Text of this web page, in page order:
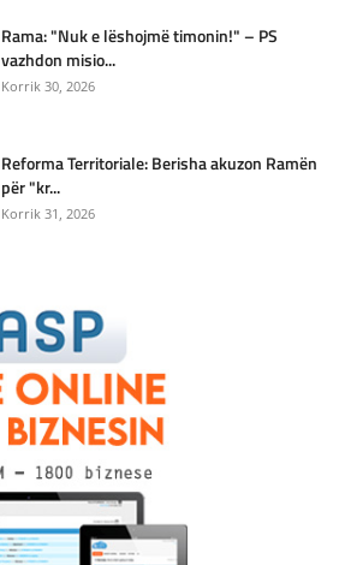
Rama: "Nuk e lëshojmë timonin!" – PS
vazhdon misio...
Korrik 30, 2026
Reforma Territoriale: Berisha akuzon Ramën
për "kr...
Korrik 31, 2026